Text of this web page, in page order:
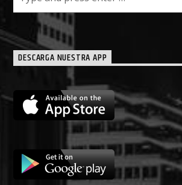
DESCARGA NUESTRA APP